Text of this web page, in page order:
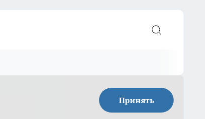
Принять